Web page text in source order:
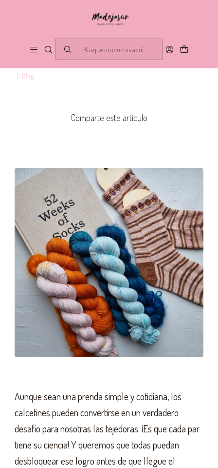
claves del indispensable de
temporada
Blog
Comparte este artículo
Aunque sean una prenda simple y cotidiana, los
calcetines pueden convertirse en un verdadero
desafío para nosotras las tejedoras. ¡Es que cada par
tiene su ciencia! Y queremos que todas puedan
desbloquear ese logro antes de que llegue el